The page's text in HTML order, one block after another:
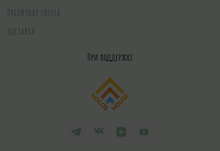
ПУБЛИЧНАЯ ОФЕРТА
ДОСТАВКА
При поддержке